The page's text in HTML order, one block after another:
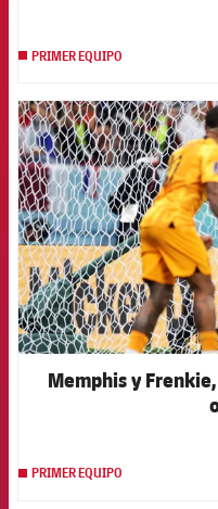
PRIMER EQUIPO
Memphis y
PRIMER EQUIPO